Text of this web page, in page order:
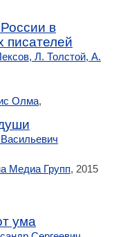
в
писателей
Л. Толстой, А.
Олма,
Медиа Групп, 2015
ума